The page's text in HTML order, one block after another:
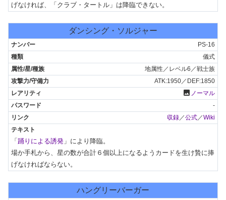
げなければ、「クラブ・タートル」は降臨できない。
ダンシング・ソルジャー
PS-16
儀式
地属性／レベル6／戦士族
ATK:1950／DEF:1850
photo ノーマル
-
収録／公式／Wiki
「 踊りによる誘発 」により降臨。
場か手札から、星の数が合計６個以上になるようカードを生け贄に捧
げなければならない。
ハングリーバーガー